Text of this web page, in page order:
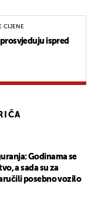
CIJENE
ispred
Godinama se
a sada su za
posebno vozilo